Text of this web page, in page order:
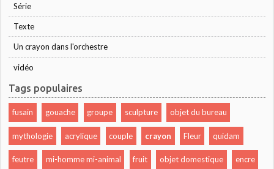
Série
Texte
Un crayon dans l'orchestre
vidéo
Tags populaires
fusain gouache groupe sculpture objet du bureau
mythologie acrylique couple crayon Fleur quidam
feutre mi-homme mi-animal fruit objet domestique encre